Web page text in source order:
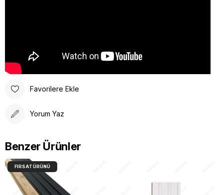
Favorilere Ekle
Yorum Yaz
Benzer Ürünler
FIRSAT ÜRÜNÜ